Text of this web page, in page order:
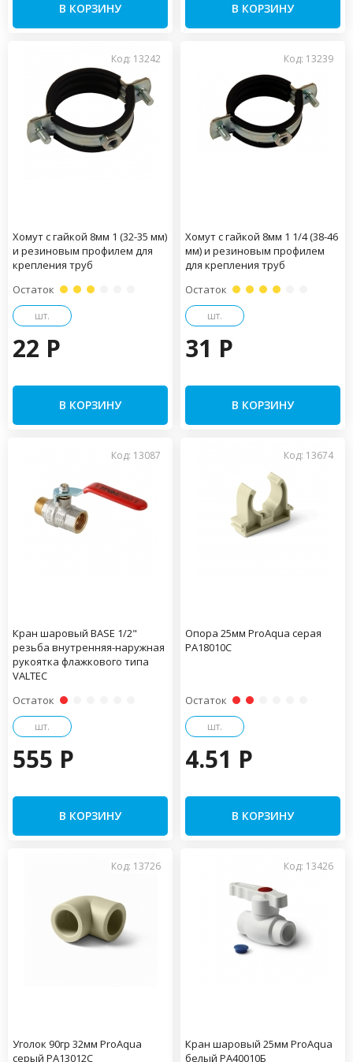
В КОРЗИНУ В КОРЗИНУ
Код: 13242
Хомут с гайкой 8мм 1 (32-35 мм)
и резиновым профилем для
крепления труб
Остаток
шт.
22 P
В КОРЗИНУ
Код: 13239
Хомут с гайкой 8мм 1 1/4 (38-46
мм) и резиновым профилем
для крепления труб
Остаток
шт.
31 P
В КОРЗИНУ
Код: 13087
Кран шаровый BASE 1/2"
резьба внутренняя-наружная
рукоятка флажкового типа
VALTEC
Остаток
шт.
555 P
В КОРЗИНУ
Код: 13674
Опора 25мм ProAqua серая
PA18010С
Остаток
шт.
4.51 P
В КОРЗИНУ
Код: 13726
Уголок 90гр 32мм ProAqua
серый PA13012С
Код: 13426
Кран шаровый 25мм ProAqua
белый PA40010Б